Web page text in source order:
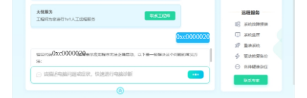
0xc0000020
0xc0000020